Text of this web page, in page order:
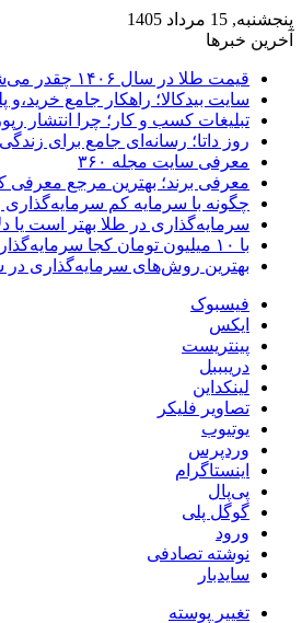
پنجشنبه, 15 مرداد 1405
آخرین خبرها
قیمت طلا در سال ۱۴۰۶ چقدر می‌شود؟ عوامل موثر بر آینده طلا
سایت بیدکالا؛ راهکار جامع خرید،و
تبلیغات کسب و کار؛ چرا انتشار
روز داتا؛ رسانه‌ای جامع برای
معرفی سایت مجله ۳۶۰
معرفی برند؛ بهترین مرجع معرفی
چگونه با سرمایه کم
سرمایه‌گذاری در طلا بهتر است
با ۱۰ میلیون تومان کجا سرمایه‌گذاری کنیم؟ بررسی سودآورترین گزینه‌ها
بهترین روش‌های سرمایه‌گذاری در سال ۱۴۰۵؛ از طلا تا بورس و ارز
فیسبوک
ایکس
پینتریست
دریبببل
لینکداین
تصاویر فلیکر
یوتیوب
وردپرس
اینستاگرام
پی‌پال
گوگل پلی
ورود
نوشته تصادفی
سایدبار
تغییر پوسته